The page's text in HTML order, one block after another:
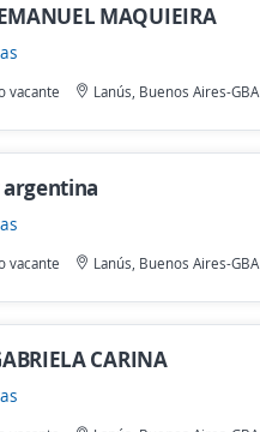
MAQUIEIRA
vacante Lanús, Buenos Aires-GBA
vacante Lanús, Buenos Aires-GBA
CARINA